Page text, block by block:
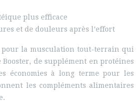
plus efficace
et de douleurs après l’effort
pour la musculation tout-terrain qui
de supplément en protéines
économies à long terme pour les
les compléments alimentaires